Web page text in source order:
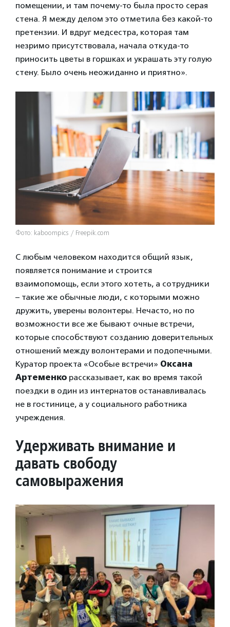
помещении, и там почему-то была просто серая
стена. Я между делом это отметила без какой-то
претензии. И вдруг медсестра, которая там
незримо присутствовала, начала откуда-то
приносить цветы в горшках и украшать эту голую
стену. Было очень неожиданно и приятно».
Фото: kaboompics / Freepik.com
С любым человеком находится общий язык,
появляется понимание и строится
взаимопомощь, если этого хотеть, а сотрудники
– такие же обычные люди, с которыми можно
дружить, уверены волонтеры. Нечасто, но по
возможности все же бывают очные встречи,
которые способствуют созданию доверительных
отношений между волонтерами и подопечными.
Куратор проекта «Особые встречи» Оксана
Артеменко рассказывает, как во время такой
поездки в один из интернатов останавливалась
не в гостинице, а у социального работника
учреждения.
Удерживать внимание и
давать свободу
самовыражения